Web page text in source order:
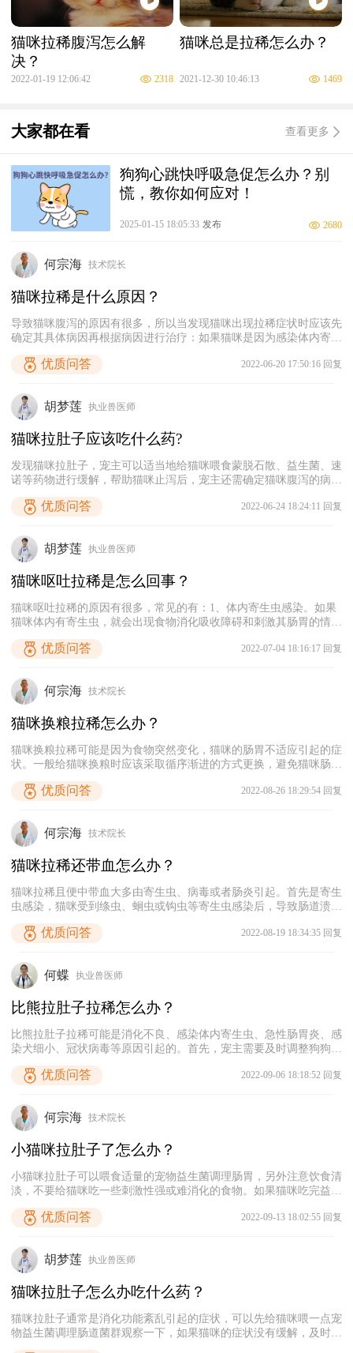
猫咪拉稀腹泻怎么解
决？
2022-01-19 12:06:42 2318
猫咪总是拉稀怎么办？
2021-12-30 10:46:13 1469
大家都在看 查看更多
狗狗心跳快呼吸急促怎么办？别
慌，教你如何应对！
2025-01-15 18:05:33 发布 2680
何宗海 技术院长
猫咪拉稀是什么原因？
导致猫咪腹泻的原因有很多，所以当发现猫咪出现拉稀症状时应该先
确定其具体病因再根据病因进行治疗：如果猫咪是因为感染体内寄生
虫而导致的腹泻，则需及时带它去宠物医院进行粪便检测，明确猫咪
感染的寄生虫的类型之后再给予其相应的驱虫药物治疗，同时给猫咪
导致肠胃不适而引发的腹泻，应该注意循序渐进地改变猫咪的饮食结
构或换粮；如果猫咪在腹泻后还出现有精神萎靡、食欲不振、呕吐、
体温异常等症状，则需考虑猫咪是不是患上急性肠胃炎、猫瘟等疾
病，建议及时带猫咪去宠物医院检查、诊断、治疗。
优质问答 2022-06-20 17:50:16 回复
胡梦莲 执业兽医师
猫咪拉肚子应该吃什么药?
发现猫咪拉肚子，宠主可以适当地给猫咪喂食蒙脱石散、益生菌、速
诺等药物进行缓解，帮助猫咪止泻后，宠主还需确定猫咪腹泻的病
因，如果猫咪是因为体内有寄生虫感染而引起的腹泻，则应使用猫体
内驱虫药帮助其驱虫；如果猫咪是因为感染猫瘟病毒而引起的腹泻，
以免治标不治本。
优质问答 2022-06-24 18:24:11 回复
胡梦莲 执业兽医师
猫咪呕吐拉稀是怎么回事？
猫咪呕吐拉稀的原因有很多，常见的有：1、体内寄生虫感染。如果
猫咪体内有寄生虫，就会出现食物消化吸收障碍和刺激其肠胃的情
况，从而出现呕吐拉稀的行为；2、消化不良。如果猫咪不小心吃到
一些刺激性食物，导致肠胃受到刺激无法消化了，也会出现呕吐拉稀
也会造成拉稀呕吐。4、猫咪生病。猫咪生病时也会引起呕吐和拉
稀，常见的疾病有猫瘟，细菌感染等。
优质问答 2022-07-04 18:16:17 回复
何宗海 技术院长
猫咪换粮拉稀怎么办？
猫咪换粮拉稀可能是因为食物突然变化，猫咪的肠胃不适应引起的症
状。一般给猫咪换粮时应该采取循序渐进的方式更换，避免猫咪肠胃
不适。首先，建议给猫咪喂一点益生菌调理肠胃，缓解猫咪拉稀的症
状。其次，如果家里还有之前的猫粮，可以先用80%的旧猫粮加20%
例，直到完全更换成新猫粮。如果家里已经没有旧猫粮，建议及时去
购买一小袋。
优质问答 2022-08-26 18:29:54 回复
何宗海 技术院长
猫咪拉稀还带血怎么办？
猫咪拉稀且便中带血大多由寄生虫、病毒或者肠炎引起。首先是寄生
虫感染，猫咪受到绦虫、蛔虫或钩虫等寄生虫感染后，导致肠道溃
疡，就会引起出血。另外，猫咪感染球虫时也会出现顽固性腹泻和大
便末端带血的情况。这种情况需及时给猫咪驱虫。其次是病毒感染，
仅会导致猫咪拉稀便血，还会引发呕吐、体温升高等症状。最后是猫
咪肠炎，这种情况多由于猫咪吃了变质的食物引起，需及时给猫咪消
炎止泻，并给它服用益生菌重建菌群。
优质问答 2022-08-19 18:34:35 回复
何蝶 执业兽医师
比熊拉肚子拉稀怎么办？
比熊拉肚子拉稀可能是消化不良、感染体内寄生虫、急性肠胃炎、感
染犬细小、冠状病毒等原因引起的。首先，宠主需要及时调整狗狗的
饮食，近期要给狗狗喂食清淡易消化的食物，注意清洗狗狗的食盆，
避免碗里变质的食物滋生细菌影响狗狗的肠道健康。其次，在狗狗的
莫西林克拉维酸钾的消炎药。最后，如果狗狗用药之后没有好转，需
要及时带狗狗去宠物医院检查，确定是否有感染寄生虫或病毒的情
况，然后再使用针对性的药物治疗。
优质问答 2022-09-06 18:18:52 回复
何宗海 技术院长
小猫咪拉肚子了怎么办？
小猫咪拉肚子可以喂食适量的宠物益生菌调理肠胃，另外注意饮食清
淡，不要给猫咪吃一些刺激性强或难消化的食物。如果猫咪吃完益生
菌之后症状没有好转，可能是患有急性肠炎，需要配合消炎药治疗。
另外，也有可能是猫咪感染了体内寄生虫或猫瘟，如果猫咪有便血、
确定病因之后才能对症用药治疗。
优质问答 2022-09-13 18:02:55 回复
胡梦莲 执业兽医师
猫咪拉肚子怎么办吃什么药？
猫咪拉肚子通常是消化功能紊乱引起的症状，可以先给猫咪喂一点宠
物益生菌调理肠道菌群观察一下，如果猫咪的症状没有缓解，及时喂
食普安特的复方阿莫西林粉和碱式碳酸铋片消炎止泻。注意猫咪的饮